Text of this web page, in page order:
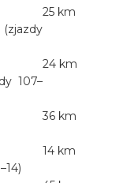
25 km
107–
24 km
36 km
14 km